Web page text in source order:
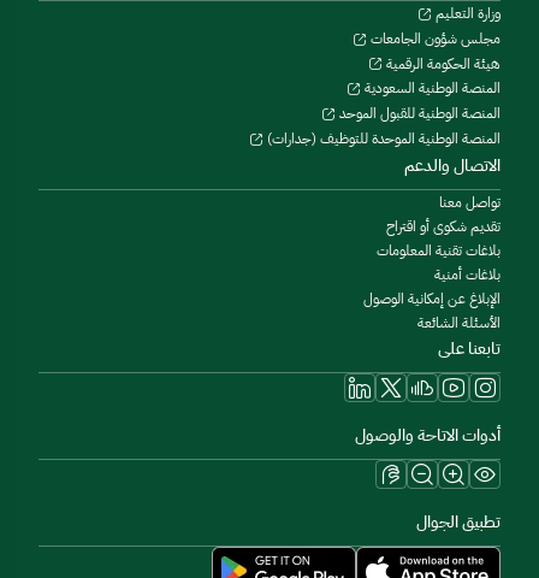
وزارة التعليم
مجلس شؤون الجامعات
هيئة الحكومة الرقمية
المنصة الوطنية السعودية
المنصة الوطنية للقبول الموحد
المنصة الوطنية الموحدة للتوظيف (جدارات)
الاتصال والدعم
تواصل معنا
تقديم شكوى أو اقتراح
بلاغات تقنية المعلومات
بلاغات أمنية
الإبلاغ عن إمكانية الوصول
الأسئلة الشائعة
تابعنا على
أدوات الاتاحة والوصول
تطبيق الجوال